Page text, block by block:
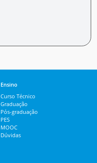
Ensino
Curso Técnico
Graduação
Pós-graduação
PES
MOOC
Dúvidas